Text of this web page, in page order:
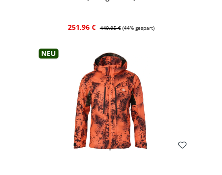
Verkaufspreis:
251,96 € Regulärer Preis:
449,95 € (44% gespart)
Neu